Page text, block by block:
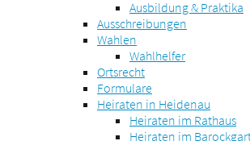
Ausbildung & Praktika
Ausschreibungen
Wahlen
Wahlhelfer
Ortsrecht
Formulare
Heiraten in Heidenau
Heiraten im Rathaus
Heiraten im